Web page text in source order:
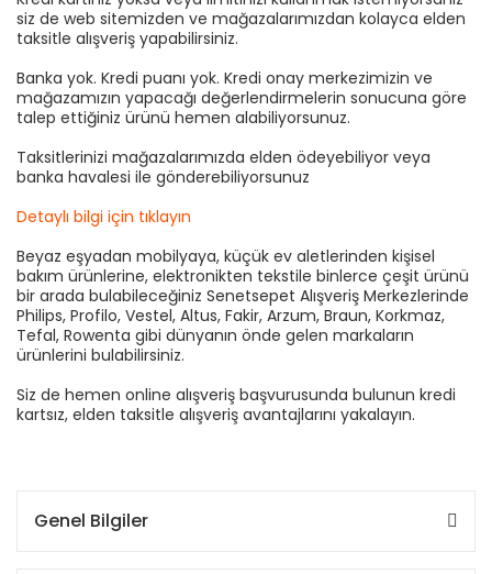
siz de web sitemizden ve mağazalarımızdan kolayca elden
taksitle alışveriş yapabilirsiniz.
Banka yok. Kredi puanı yok. Kredi onay merkezimizin ve
mağazamızın yapacağı değerlendirmelerin sonucuna göre
talep ettiğiniz ürünü hemen alabiliyorsunuz.
Taksitlerinizi mağazalarımızda elden ödeyebiliyor veya
banka havalesi ile gönderebiliyorsunuz
Detaylı bilgi için tıklayın
Beyaz eşyadan mobilyaya, küçük ev aletlerinden kişisel
bakım ürünlerine, elektronikten tekstile binlerce çeşit ürünü
bir arada bulabileceğiniz Senetsepet Alışveriş Merkezlerinde
Philips, Profilo, Vestel, Altus, Fakir, Arzum, Braun, Korkmaz,
Tefal, Rowenta gibi dünyanın önde gelen markaların
ürünlerini bulabilirsiniz.
Siz de hemen online alışveriş başvurusunda bulunun kredi
kartsız, elden taksitle alışveriş avantajlarını yakalayın.
Genel Bilgiler